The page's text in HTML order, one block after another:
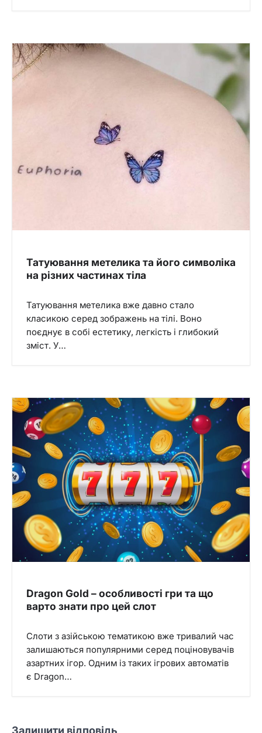
Татуювання метелика та його символіка
на різних частинах тіла
Татуювання метелика вже давно стало
класикою серед зображень на тілі. Воно
поєднує в собі естетику, легкість і глибокий
зміст. У…
Dragon Gold – особливості гри та що
варто знати про цей слот
Слоти з азійською тематикою вже тривалий час
залишаються популярними серед поціновувачів
азартних ігор. Одним із таких ігрових автоматів
є Dragon…
Залишити відповідь